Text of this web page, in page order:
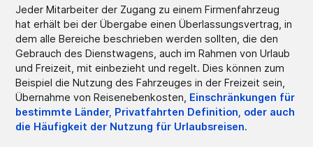
Jeder Mitarbeiter der Zugang zu einem Firmenfahrzeug
hat erhält bei der Übergabe einen Überlassungsvertrag, in
dem alle Bereiche beschrieben werden sollten, die den
Gebrauch des Dienstwagens, auch im Rahmen von Urlaub
und Freizeit, mit einbezieht und regelt. Dies können zum
Beispiel die Nutzung des Fahrzeuges in der Freizeit sein,
Übernahme von Reisenebenkosten, Einschränkungen für
bestimmte Länder, Privatfahrten Definition, oder auch
die Häufigkeit der Nutzung für Urlaubsreisen.